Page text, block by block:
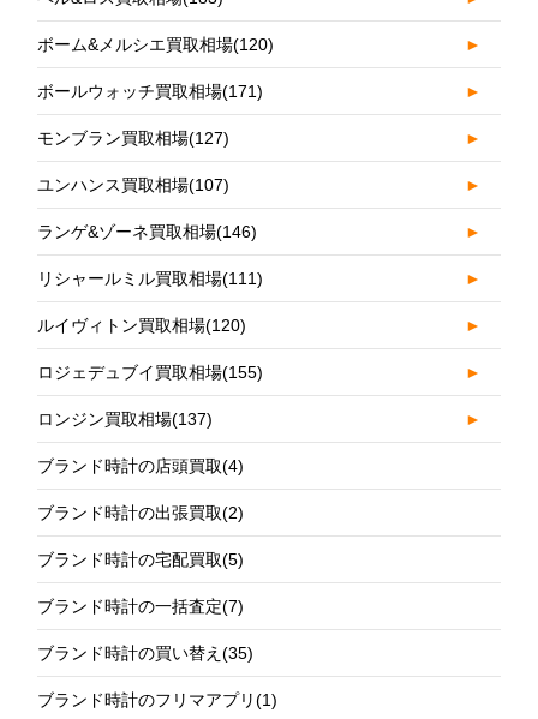
ボーム&メルシエ買取相場(120) ►
ボールウォッチ買取相場(171) ►
モンブラン買取相場(127) ►
ユンハンス買取相場(107) ►
ランゲ&ゾーネ買取相場(146) ►
リシャールミル買取相場(111) ►
ルイヴィトン買取相場(120) ►
ロジェデュブイ買取相場(155) ►
ロンジン買取相場(137) ►
ブランド時計の店頭買取(4)
ブランド時計の出張買取(2)
ブランド時計の宅配買取(5)
ブランド時計の一括査定(7)
ブランド時計の買い替え(35)
ブランド時計のフリマアプリ(1)